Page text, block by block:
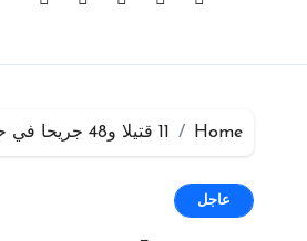
Home 11 قتيلا و48 جريحا في حصيلة اولية لتفجيري تلعفر بنينوى
عاجل